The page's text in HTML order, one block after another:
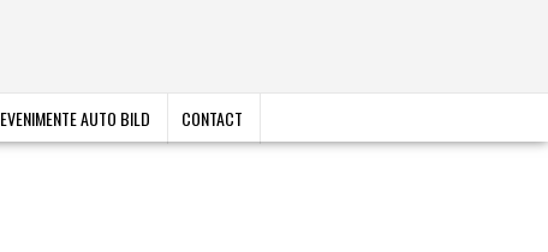
EVENIMENTE AUTO BILD CONTACT